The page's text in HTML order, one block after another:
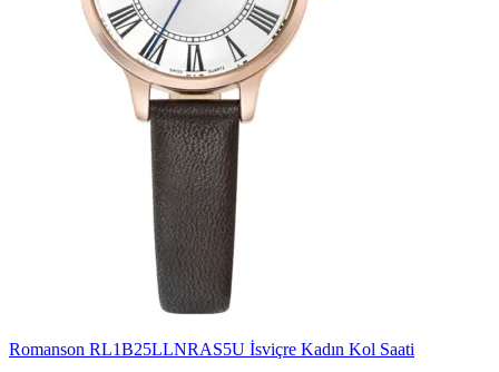
Romanson RL1B25LLNRAS5U İsviçre Kadın Kol Saati